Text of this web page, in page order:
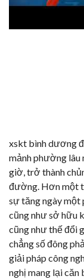
xskt bình dương
mảnh phường
giờ, trở thành
đường. Hơn một
sự tăng ngày một
cũng như sở hữu
cũng như thế đổi
chẳng số đông
giải pháp công
nghị mang lại căn